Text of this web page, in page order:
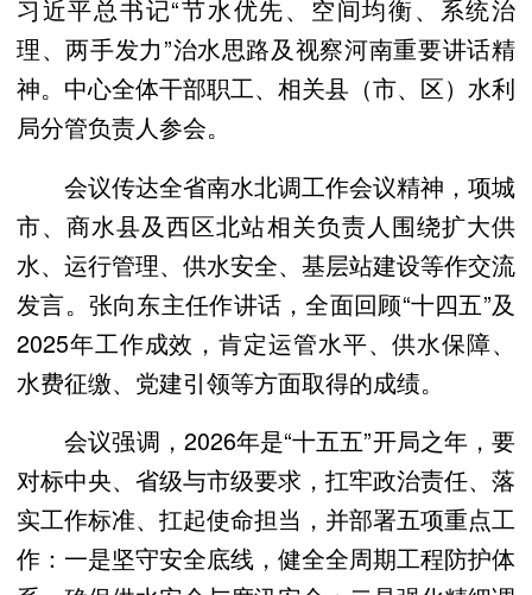
习近平总书记“节水优先、空间均衡、系统治
理、两手发力”治水思路及视察河南重要讲话精
神。中心全体干部职工、相关县（市、区）水利
局分管负责人参会。
会议传达全省南水北调工作会议精神，项城
市、商水县及西区北站相关负责人围绕扩大供
水、运行管理、供水安全、基层站建设等作交流
发言。张向东主任作讲话，全面回顾“十四五”及
2025年工作成效，肯定运管水平、供水保障、
水费征缴、党建引领等方面取得的成绩。
会议强调，2026年是“十五五”开局之年，要
对标中央、省级与市级要求，扛牢政治责任、落
实工作标准、扛起使命担当，并部署五项重点工
作：一是坚守安全底线，健全全周期工程防护体